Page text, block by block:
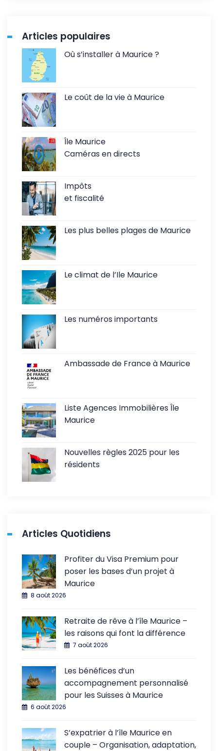
Articles populaires
Où s’installer à Maurice ?
Le coût de la vie à Maurice
Île Maurice
Caméras en directs
Impôts
et fiscalité
Les plus belles plages de Maurice
Le climat de l’Ile Maurice
Les numéros importants
Ambassade de France à Maurice
Liste Agences Immobilières Île
Maurice
Nouvelles règles 2025 pour les
résidents
Articles Quotidiens
Profiter du Visa Premium pour
poser les bases d’un projet à
Maurice
8 août 2026
Retraite de rêve à l’île Maurice –
les raisons qui font la différence
7 août 2026
Les bénéfices d’un
accompagnement personnalisé
pour les Suisses à Maurice
6 août 2026
S’expatrier à l’île Maurice en
couple – Organisation, adaptation,